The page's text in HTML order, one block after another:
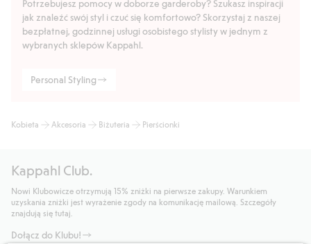
Potrzebujesz pomocy w doborze garderoby? Szukasz inspiracji
jak znaleźć swój styl i czuć się komfortowo? Skorzystaj z naszej
bezpłatnej, godzinnej usługi osobistego stylisty w jednym z
wybranych sklepów Kappahl.
Personal Styling
Kobieta Akcesoria Biżuteria Pierścionki
Kappahl Club.
Nowi Klubowicze otrzymują 15% zniżki na pierwsze zakupy. Warunkiem
uzyskania zniżki jest wyrażenie zgody na komunikację mailową. Szczegóły
znajdują się tutaj.
Dołącz do Klubu!